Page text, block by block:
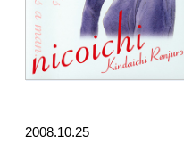
2008.10.25